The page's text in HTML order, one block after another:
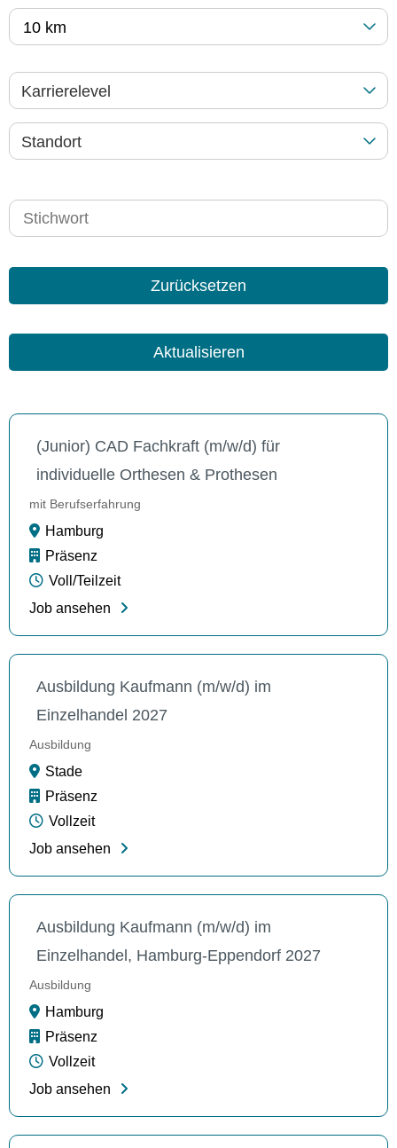
10 km
Karrierelevel
Standort
Zurücksetzen
Aktualisieren
(Junior) CAD Fachkraft (m/w/d) für
individuelle Orthesen & Prothesen
mit Berufserfahrung
Hamburg
Präsenz
Voll/Teilzeit
Job ansehen
Ausbildung Kaufmann (m/w/d) im
Einzelhandel 2027
Ausbildung
Stade
Präsenz
Vollzeit
Job ansehen
Ausbildung Kaufmann (m/w/d) im
Einzelhandel, Hamburg-Eppendorf 2027
Ausbildung
Hamburg
Präsenz
Vollzeit
Job ansehen